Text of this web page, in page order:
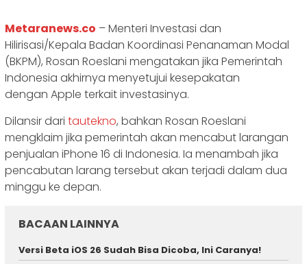
Metaranews.co – Menteri Investasi dan
Hilirisasi/Kepala Badan Koordinasi Penanaman Modal
(BKPM), Rosan Roeslani mengatakan jika Pemerintah
Indonesia akhirnya menyetujui kesepakatan
dengan Apple terkait investasinya.
Dilansir dari tautekno, bahkan Rosan Roeslani
mengklaim jika pemerintah akan mencabut larangan
penjualan iPhone 16 di Indonesia. Ia menambah jika
pencabutan larang tersebut akan terjadi dalam dua
minggu ke depan.
BACAAN LAINNYA
Versi Beta iOS 26 Sudah Bisa Dicoba, Ini Caranya!